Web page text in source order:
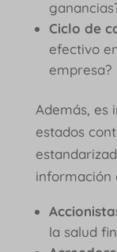
Ciclo de
efectivo
empresa?
Además, es
estados
información
la salud